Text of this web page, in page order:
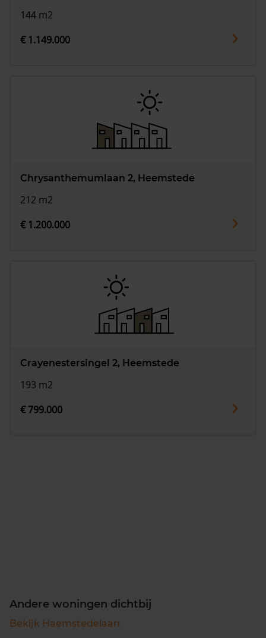
144 m2
€ 1.149.000
Chrysanthemumlaan 2, Heemstede
212 m2
€ 1.200.000
Crayenestersingel 2, Heemstede
193 m2
€ 799.000
Andere woningen dichtbij
Bekijk Haemstedelaan